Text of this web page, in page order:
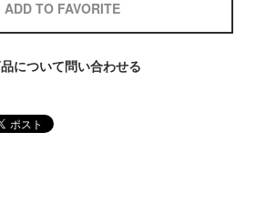
ADD TO FAVORITE
について問い合わせる